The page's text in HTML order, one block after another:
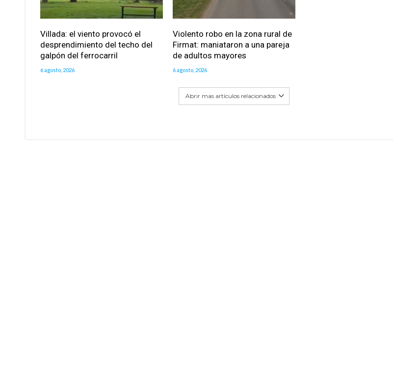
Villada: el viento provocó el
desprendimiento del techo del
galpón del ferrocarril
6 agosto, 2026
Violento robo en la zona rural de
Firmat: maniataron a una pareja
de adultos mayores
6 agosto, 2026
Abrir mas artículos relacionados